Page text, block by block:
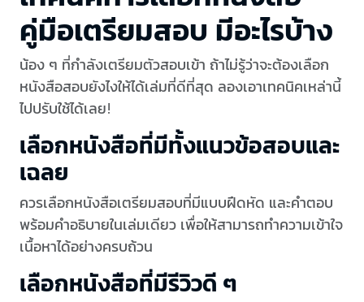
คู่มือเตรียมสอบ มีอะไรบ้าง
น้อง ๆ ที่กำลังเตรียมตัวสอบเข้า ถ้าไม่รู้ว่าจะต้องเลือก
หนังสือสอบยังไงให้ได้เล่มที่ดีที่สุด ลองเอาเทคนิคเหล่านี้
ไปปรับใช้ได้เลย!
เลือกหนังสือที่มีทั้งแนวข้อสอบและ
เฉลย
ควรเลือกหนังสือเตรียมสอบที่มีแบบฝึดหัด และคำตอบ
พร้อมคำอธิบายในเล่มเดียว เพื่อให้สามารถทำความเข้าใจ
เนื้อหาได้อย่างครบถ้วน
เลือกหนังสือที่มีรีวิวดี ๆ